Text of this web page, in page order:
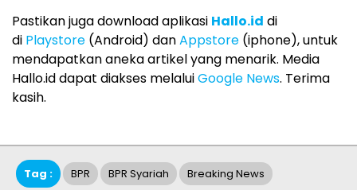
Pastikan juga download aplikasi Hallo.id di
di Playstore (Android) danAppstore (iphone), untuk
mendapatkan aneka artikel yang menarik. Media
Hallo.id dapat diakses melaluiGoogle News. Terima
kasih.
Tag : BPR BPR Syariah Breaking News